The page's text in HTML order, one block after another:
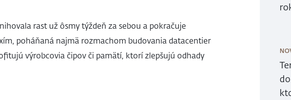
rast už ôsmy týždeň za sebou a pokračuje
poháňaná najmä rozmachom budovania datacentier
výrobcovia čipov či pamätí, ktorí zlepšujú odhady